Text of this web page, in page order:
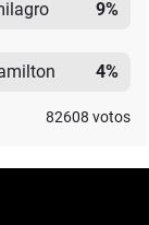
9%
4%
82608 votos